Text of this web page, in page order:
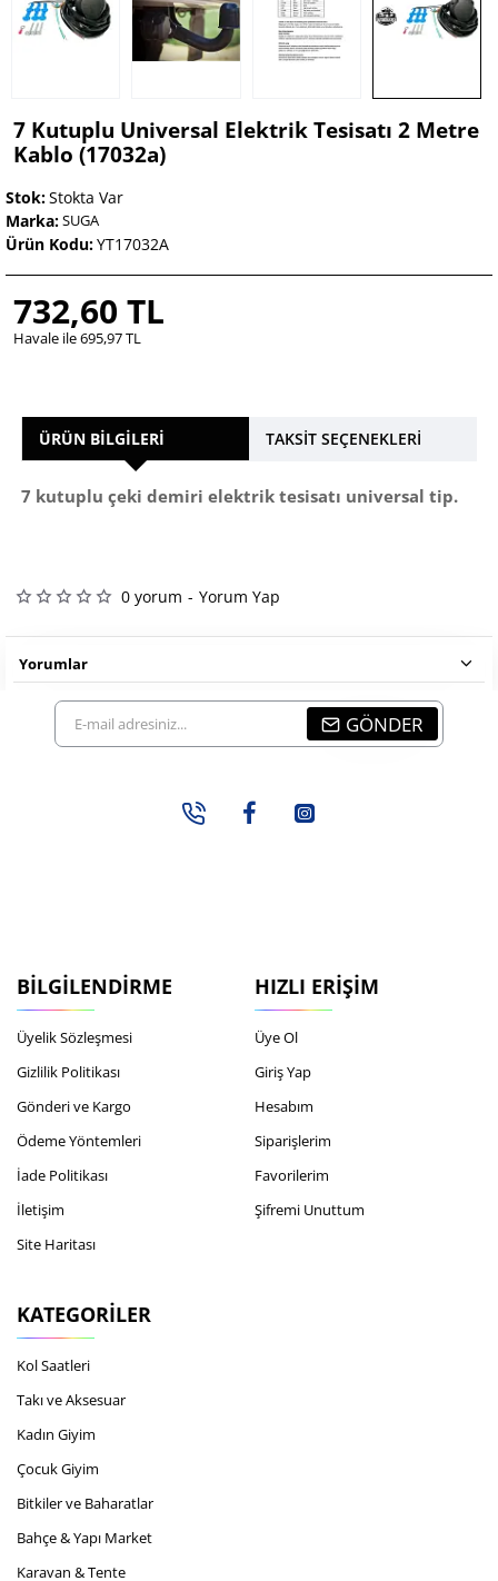
7 Kutuplu Universal Elektrik Tesisatı 2 Metre
Kablo (17032a)
Stok:Stokta Var
Marka:SUGA
Ürün Kodu:YT17032A
0 yorum - Yorum Yap
732,60 TL
Havale ile 695,97 TL
ÜRÜN BILGILERI TAKSIT SEÇENEKLERI
7 kutuplu çeki demiri elektrik tesisatı universal tip.
Yorumlar
E-
mail
GÖNDER
BILGILENDIRME
Üyelik Sözleşmesi
Gizlilik Politikası
Gönderi ve Kargo
Ödeme Yöntemleri
İade Politikası
İletişim
Site Haritası
HIZLI ERIŞIM
Üye Ol
Giriş Yap
Hesabım
Siparişlerim
Favorilerim
Şifremi Unuttum
KATEGORILER
Kol Saatleri
Takı ve Aksesuar
Kadın Giyim
Çocuk Giyim
Bitkiler ve Baharatlar
Bahçe & Yapı Market
Karavan & Tente